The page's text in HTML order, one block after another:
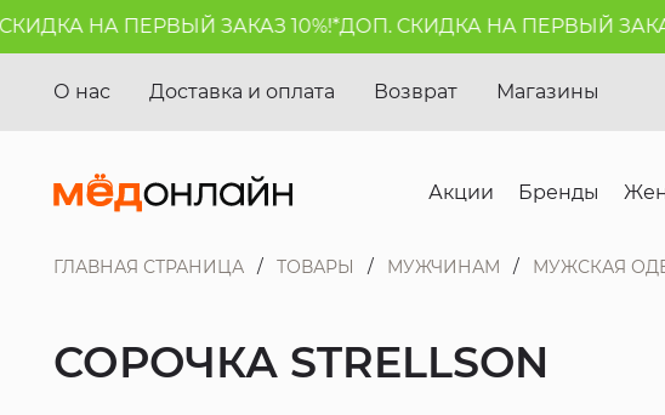
НА ПЕРВЫЙ ЗАКАЗ 10%!*ДОП. СКИДКА НА ПЕРВЫЙ ЗАКАЗ
О нас Доставка и оплата Возврат Магазины
Акции Бренды
ГЛАВНАЯ СТРАНИЦА ТОВАРЫ МУЖЧИНАМ МУЖСКАЯ
СОРОЧКА STRELLSON